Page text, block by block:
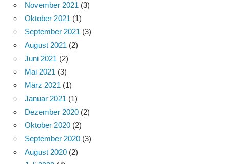
November 2021 (3)
Oktober 2021 (1)
September 2021 (3)
August 2021 (2)
Juni 2021 (2)
Mai 2021 (3)
März 2021 (1)
Januar 2021 (1)
Dezember 2020 (2)
Oktober 2020 (2)
September 2020 (3)
August 2020 (2)